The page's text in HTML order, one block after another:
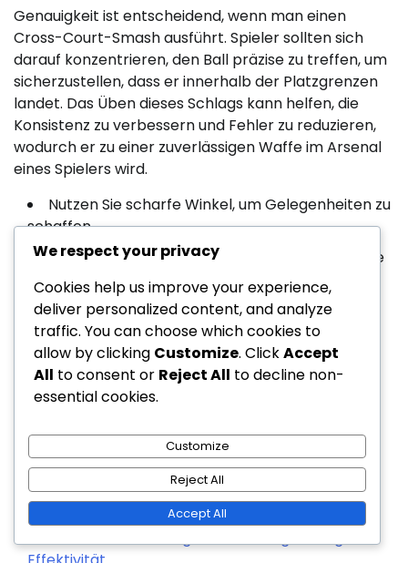
Genauigkeit ist entscheidend, wenn man einen
Cross-Court-Smash ausführt. Spieler sollten sich
darauf konzentrieren, den Ball präzise zu treffen, um
sicherzustellen, dass er innerhalb der Platzgrenzen
landet. Das Üben dieses Schlags kann helfen, die
Konsistenz zu verbessern und Fehler zu reduzieren,
wodurch er zu einer zuverlässigen Waffe im Arsenal
eines Spielers wird.
Nutzen Sie scharfe Winkel, um Gelegenheiten zu
schaffen.
Zielen Sie auf die weitesten Ecken für maximale
Distanz.
Üben Sie die Genauigkeit, um Fehler zu
minimieren.
Berücksichtigen Sie die Positionierung des
Gegners, um den richtigen Schlag zu wählen.
Verwandte Artikel
Mixed Drop Shot: Strategie, Ausführung,
Anpassungsfähigkeit
We respect your privacy
Cookies help us improve your experience,
deliver personalized content, and analyze
traffic. You can choose which cookies to
allow by clicking Customize. ClickAccept
All to consent or Reject All to decline non-
essential cookies.
Customize
Reject All
Accept All